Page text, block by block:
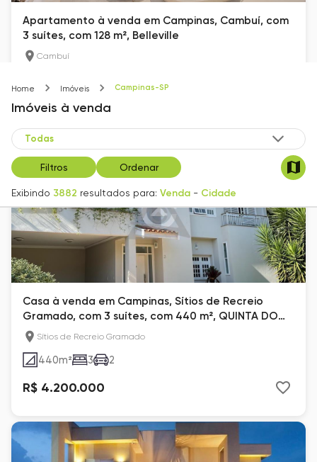
Home Imóveis Campinas-SP
Imóveis à venda
Filtros Ordenar
Exibindo 3882 resultados para: Venda - Cidade
Apartamento à venda em Campinas, Cambuí, com
3 suítes, com 128 m², Belleville
Cambuí
R$ 1.800.000
Casa à venda em Campinas, Sítios de Recreio
Gramado, com 3 suítes, com 440 m², QUINTA DO
ENGENHO
Sítios de Recreio Gramado
440m² 3 2
R$ 4.200.000